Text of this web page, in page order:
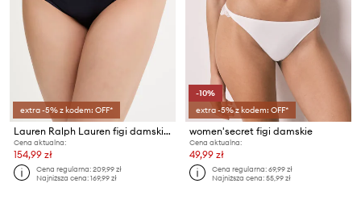
extra -5% z kodem: OFF*
Lauren Ralph Lauren figi damskie
Cena aktualna:
154,99 zł
Cena regularna:209,99 zł
Najniższa cena:169,99 zł
-10%
extra -5% z kodem: OFF*
women'secret figi damskie
Cena aktualna:
49,99 zł
Cena regularna:69,99 zł
Najniższa cena:55,99 zł